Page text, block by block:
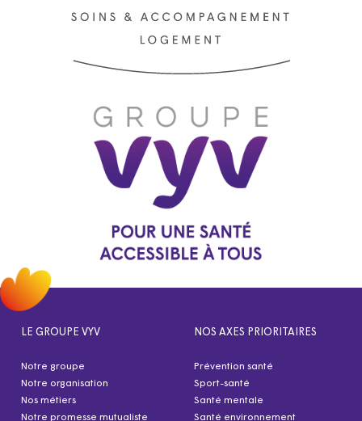
LE GROUPE VYV
Notre groupe
Notre organisation
Nos métiers
Notre promesse mutualiste
NOS AXES PRIORITAIRES
Prévention santé
Sport-santé
Santé mentale
Santé environnement